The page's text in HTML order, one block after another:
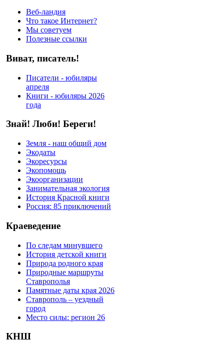
Веб-ландия
Что такое Интернет?
Мы советуем
Полезные ссылки
Виват, писатель!
Писатели - юбиляры
апреля
Книги - юбиляры 2026
года
Знай! Люби! Береги!
Земля - наш общий дом
Экодаты
Экоресурсы
Экопомощь
Экоорганизации
Занимательная экология
История Красной книги
Россия: 85 приключений
Краеведение
По следам минувшего
История детской книги
Природа родного края
Природные маршруты
Ставрополья
Памятные даты края 2026
Ставрополь – уездный
город
Место силы: регион 26
КНШ